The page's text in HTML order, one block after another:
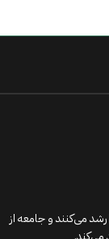
می‌کنند و جامعه از